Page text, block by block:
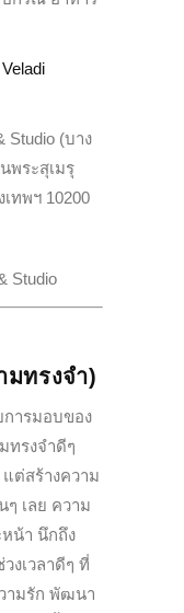
Veladi
Studio (บาง
พระสุเมรุ
เทพฯ 10200
Studio
ทรงจำ)
ารมอบของ
ทรงจำดีๆ
แต่สร้างความ
เลย ความ
น้า นึกถึง
งเวลาดีๆ ที่
ามรัก พัฒนา